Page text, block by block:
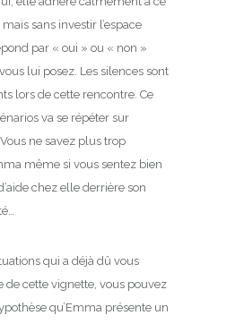
sans investir l’espace
par « oui » ou « non »
lui posez. Les silences sont
lors de cette rencontre. Ce
va se répéter sur
ne savez plus trop
même si vous sentez bien
chez elle derrière son
qui a déjà dû vous
de cette vignette, vous pouvez
qu’Emma présente un